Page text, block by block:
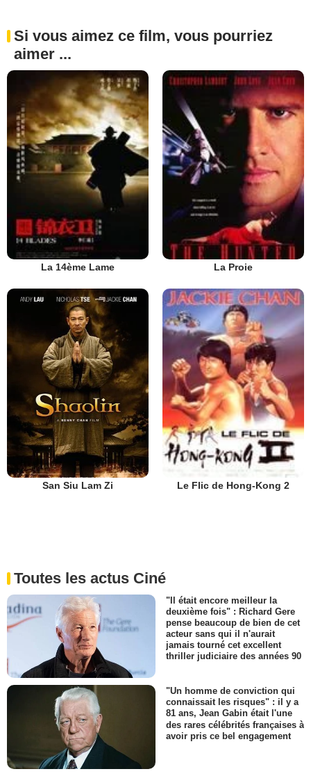
Si vous aimez ce film, vous pourriez
aimer ...
La 14ème Lame La Proie
San Siu Lam Zi Le Flic de Hong-Kong 2
Toutes les actus Ciné
"Il était encore meilleur la
deuxième fois" : Richard Gere
pense beaucoup de bien de cet
acteur sans qui il n'aurait
jamais tourné cet excellent
thriller judiciaire des années 90
"Un homme de conviction qui
connaissait les risques" : il y a
81 ans, Jean Gabin était l'une
des rares célébrités françaises à
avoir pris ce bel engagement